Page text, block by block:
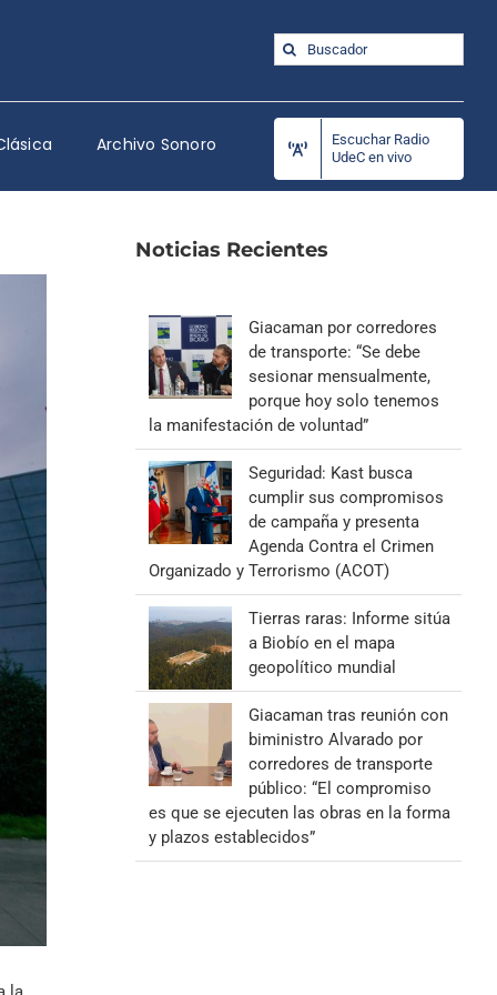
Buscar:
Archivo Sonoro
Escuchar Radio
UdeC en vivo
Noticias Recientes
Giacaman por corredores
de transporte: “Se debe
sesionar mensualmente,
porque hoy solo tenemos
la manifestación de voluntad”
Seguridad: Kast busca
cumplir sus compromisos
de campaña y presenta
Agenda Contra el Crimen
Organizado y Terrorismo (ACOT)
Tierras raras: Informe sitúa
a Biobío en el mapa
geopolítico mundial
Giacaman tras reunión con
biministro Alvarado por
corredores de transporte
público: “El compromiso
es que se ejecuten las obras en la forma
y plazos establecidos”